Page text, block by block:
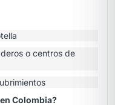
o centros de
Colombia?